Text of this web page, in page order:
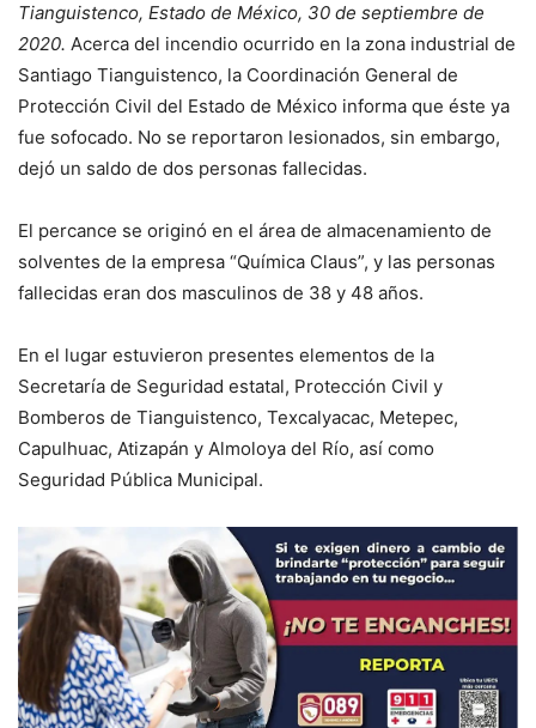
Tianguistenco, Estado de México, 30 de septiembre de
2020. Acerca del incendio ocurrido en la zona industrial de
Santiago Tianguistenco, la Coordinación General de
Protección Civil del Estado de México informa que éste ya
fue sofocado. No se reportaron lesionados, sin embargo,
dejó un saldo de dos personas fallecidas.
El percance se originó en el área de almacenamiento de
solventes de la empresa “Química Claus”, y las personas
fallecidas eran dos masculinos de 38 y 48 años.
En el lugar estuvieron presentes elementos de la
Secretaría de Seguridad estatal, Protección Civil y
Bomberos de Tianguistenco, Texcalyacac, Metepec,
Capulhuac, Atizapán y Almoloya del Río, así como
Seguridad Pública Municipal.